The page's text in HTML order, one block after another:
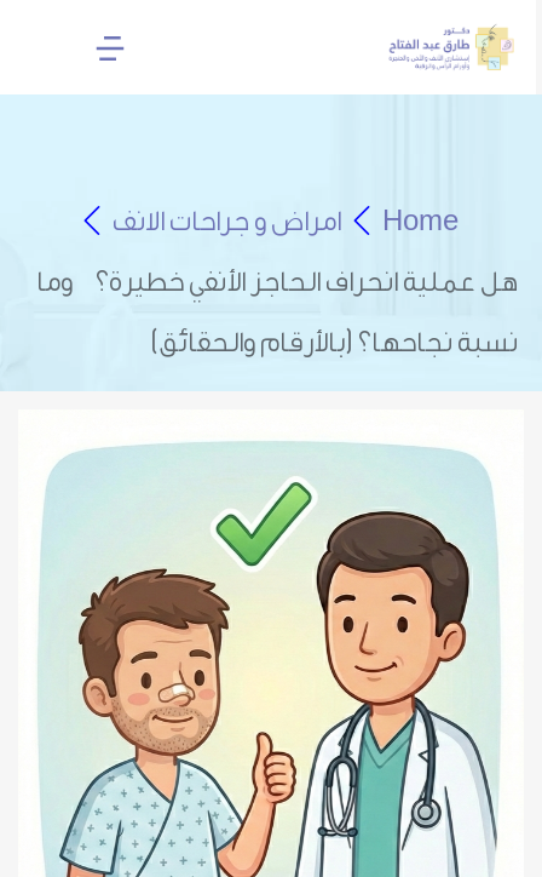
Home
امراض و جراحات الانف
هل عملية انحراف الحاجز الأنفي خطيرة؟ وما
نسبة نجاحها؟ (بالأرقام والحقائق)